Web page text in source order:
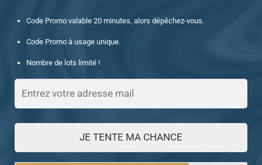
FILTRES
Affichage de 1–24 sur 37 résultats
2
Code Promo valable 20 minutes, alors dépêchez-vous.
Code Promo à usage unique.
Nombre de lots limité !
JE TENTE MA CHANCE